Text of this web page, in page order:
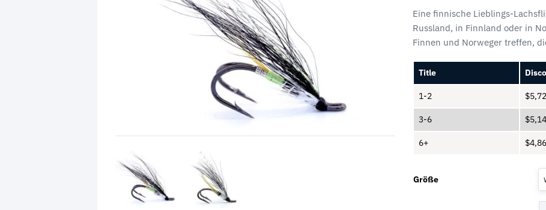
Eine finnische Lieblings-
Russland, in Finnland oder in
Finnen und Norweger treffen,
Title
1-2 $5,72
3-6 $5,14
6+ $4,86
Größe